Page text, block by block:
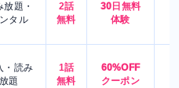
放題・
タル
2話
無料
30日無料
体験
・読み
放題
1話
無料
60%OFF
クーポン